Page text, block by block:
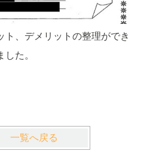
ト、デメリットの整理ができ
た。
一覧へ戻る